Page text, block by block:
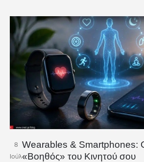
8
Ιούλ
Wearables & Smartphones:
«Βοηθός» του Κινητού σου